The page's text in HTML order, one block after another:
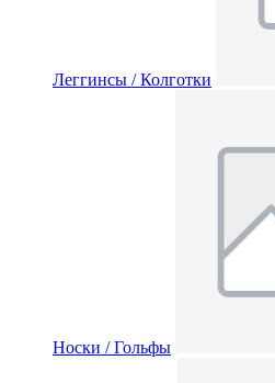
Леггинсы / Колготки
Носки / Гольфы